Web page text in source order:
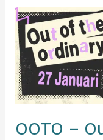
OOTO –
OOTO
–
Out
Of
The
Ordinary